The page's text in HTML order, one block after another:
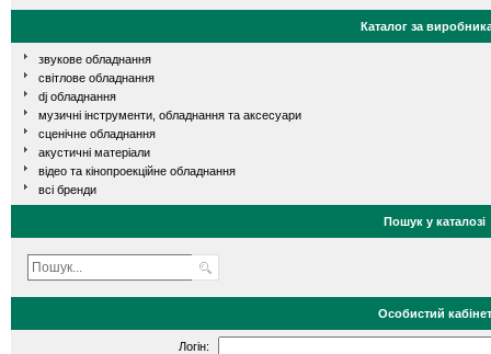
Каталог за
звукове обладнання
світлове обладнання
dj обладнання
музичні інструменти, обладнання та аксесуари
сценічне обладнання
акустичні матеріали
відео та кінопроекційне обладнання
всі бренди
Пошук у каталозі
Особистий кабінет
Логін: